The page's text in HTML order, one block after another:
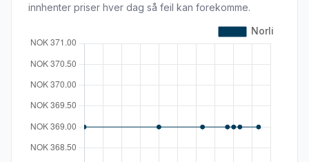
innhenter priser hver dag så feil kan forekomme.